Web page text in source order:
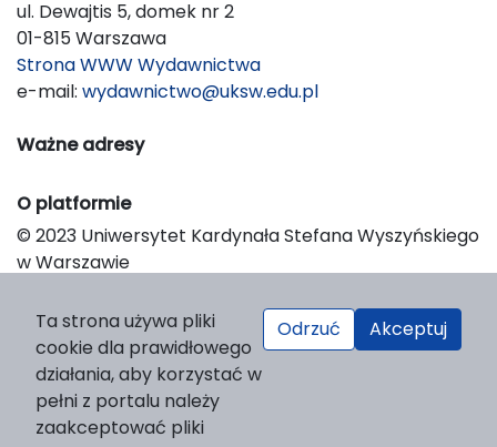
ul. Dewajtis 5, domek nr 2
01-815 Warszawa
Strona WWW Wydawnictwa
e-mail: wydawnictwo@uksw.edu.pl
Ważne adresy
O platformie
© 2023 Uniwersytet Kardynała Stefana Wyszyńskiego
w Warszawie
Platform & Workflow by OJS/PKP
Ta strona używa pliki
cookie dla prawidłowego
działania, aby korzystać w
pełni z portalu należy
zaakceptować pliki
Odrzuć Akceptuj